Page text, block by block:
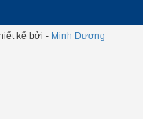
kế bởi - Minh Dương